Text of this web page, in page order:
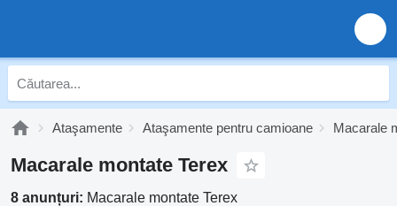
Ataşamente Ataşamente pentru camioane Macarale
Macarale montate Terex
8 anunțuri: Macarale montate Terex